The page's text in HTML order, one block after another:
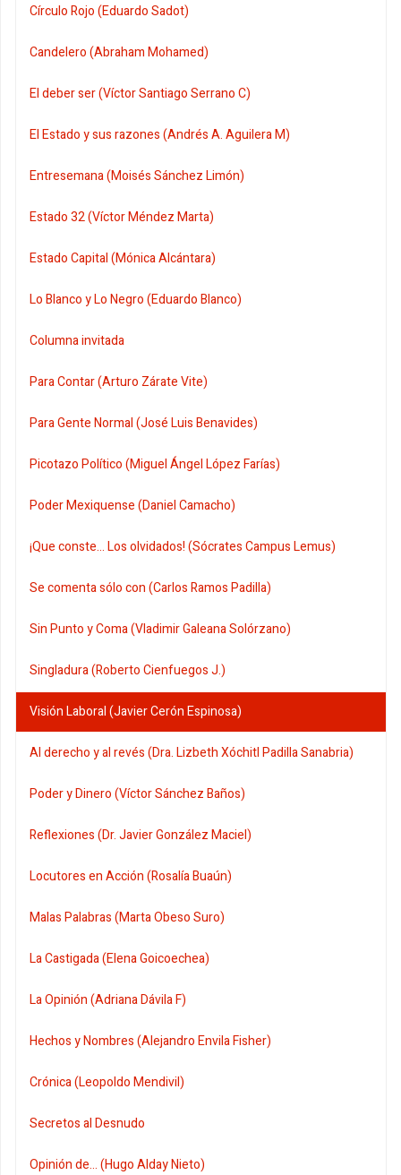
Círculo Rojo (Eduardo Sadot)
Candelero (Abraham Mohamed)
El deber ser (Víctor Santiago Serrano C)
El Estado y sus razones (Andrés A. Aguilera M)
Entresemana (Moisés Sánchez Limón)
Estado 32 (Víctor Méndez Marta)
Estado Capital (Mónica Alcántara)
Lo Blanco y Lo Negro (Eduardo Blanco)
Columna invitada
Para Contar (Arturo Zárate Vite)
Para Gente Normal (José Luis Benavides)
Picotazo Político (Miguel Ángel López Farías)
Poder Mexiquense (Daniel Camacho)
¡Que conste... Los olvidados! (Sócrates Campus Lemus)
Se comenta sólo con (Carlos Ramos Padilla)
Sin Punto y Coma (Vladimir Galeana Solórzano)
Singladura (Roberto Cienfuegos J.)
Visión Laboral (Javier Cerón Espinosa)
Al derecho y al revés (Dra. Lizbeth Xóchitl Padilla Sanabria)
Poder y Dinero (Víctor Sánchez Baños)
Reflexiones (Dr. Javier González Maciel)
Locutores en Acción (Rosalía Buaún)
Malas Palabras (Marta Obeso Suro)
La Castigada (Elena Goicoechea)
La Opinión (Adriana Dávila F)
Hechos y Nombres (Alejandro Envila Fisher)
Crónica (Leopoldo Mendivil)
Secretos al Desnudo
Opinión de... (Hugo Alday Nieto)